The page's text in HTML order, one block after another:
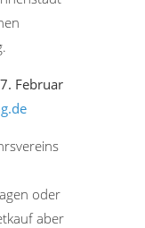
Februar
oder
aber